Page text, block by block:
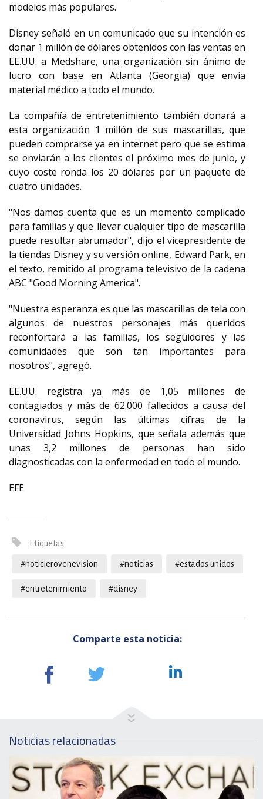
modelos más populares.
Disney señaló en un comunicado que su intención es
donar 1 millón de dólares obtenidos con las ventas en
EE.UU. a Medshare, una organización sin ánimo de
lucro con base en Atlanta (Georgia) que envía
material médico a todo el mundo.
La compañía de entretenimiento también donará a
esta organización 1 millón de sus mascarillas, que
pueden comprarse ya en internet pero que se estima
se enviarán a los clientes el próximo mes de junio, y
cuyo coste ronda los 20 dólares por un paquete de
cuatro unidades.
"Nos damos cuenta que es un momento complicado
para familias y que llevar cualquier tipo de mascarilla
puede resultar abrumador", dijo el vicepresidente de
la tiendas Disney y su versión online, Edward Park, en
el texto, remitido al programa televisivo de la cadena
ABC "Good Morning America".
"Nuestra esperanza es que las mascarillas de tela con
algunos de nuestros personajes más queridos
reconfortará a las familias, los seguidores y las
comunidades que son tan importantes para
nosotros", agregó.
EE.UU. registra ya más de 1,05 millones de
contagiados y más de 62.000 fallecidos a causa del
coronavirus, según las últimas cifras de la
Universidad Johns Hopkins, que señala además que
unas 3,2 millones de personas han sido
diagnosticadas con la enfermedad en todo el mundo.
EFE
Etiquetas:
#noticierovenevision #noticias #estados unidos
#entretenimiento #disney
Comparte esta noticia:
Noticias relacionadas